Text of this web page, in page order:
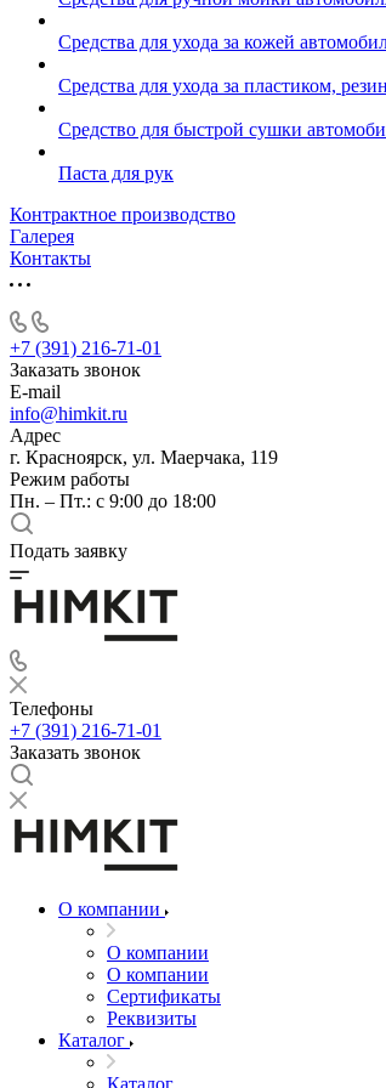
Средства для ухода за кожей
Средства для ухода за пластиком,
Средство для быстрой сушки
Паста для рук
Контрактное производство
Галерея
Контакты
+7 (391) 216-71-01
Заказать звонок
E-mail
info@himkit.ru
Адрес
г. Красноярск, ул. Маерчака, 119
Режим работы
Пн. – Пт.: с 9:00 до 18:00
Подать заявку
Телефоны
+7 (391) 216-71-01
Заказать звонок
О компании
О компании
О компании
Сертификаты
Реквизиты
Каталог
Каталог